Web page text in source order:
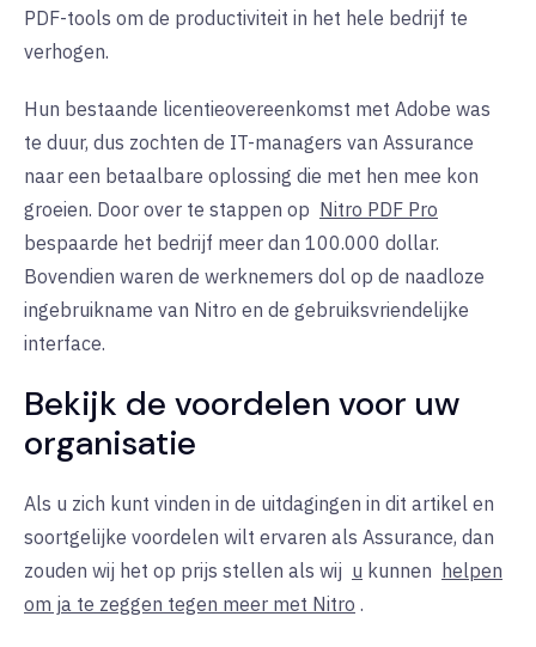
PDF-tools om de productiviteit in het hele bedrijf te
verhogen.
Hun bestaande licentieovereenkomst met Adobe was
te duur, dus zochten de IT-managers van Assurance
naar een betaalbare oplossing die met hen mee kon
groeien. Door over te stappen op Nitro PDF Pro
bespaarde het bedrijf meer dan 100.000 dollar.
Bovendien waren de werknemers dol op de naadloze
ingebruikname van Nitro en de gebruiksvriendelijke
interface.
Bekijk de voordelen voor uw
organisatie
Als u zich kunt vinden in de uitdagingen in dit artikel en
soortgelijke voordelen wilt ervaren als Assurance, dan
zouden wij het op prijs stellen als wij u kunnen helpen
om ja te zeggen tegen meer met Nitro .